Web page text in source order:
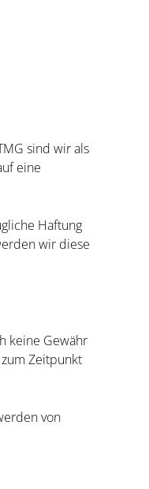
sind wir als
eine
Haftung
wir diese
keine Gewähr
Zeitpunkt
von